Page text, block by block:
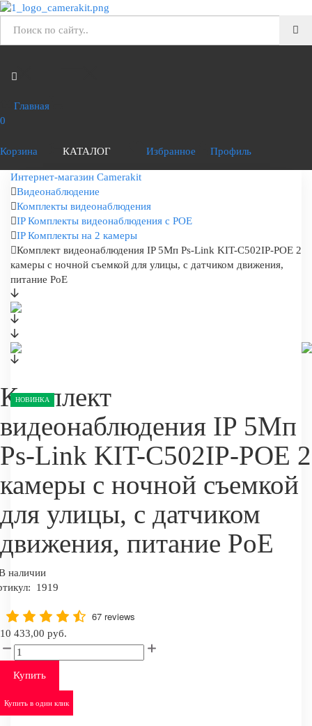
Главная
0
Корзина КАТАЛОГ Избранное Профиль
Интернет-магазин Camerakit
Видеонаблюдение
Комплекты видеонаблюдения
IP Комплекты видеонаблюдения с POE
IP Комплекты на 2 камеры
Комплект видеонаблюдения IP 5Мп Ps-Link KIT-C502IP-POE 2
камеры с ночной съемкой для улицы, с датчиком движения,
питание PoE
НОВИНКА
Комплект
видеонаблюдения IP 5Мп
Ps-Link KIT-C502IP-POE 2
камеры с ночной съемкой
для улицы, с датчиком
движения, питание PoE
наличии
1919
67 reviews
10 433,00 руб.
Купить
Купить в один клик